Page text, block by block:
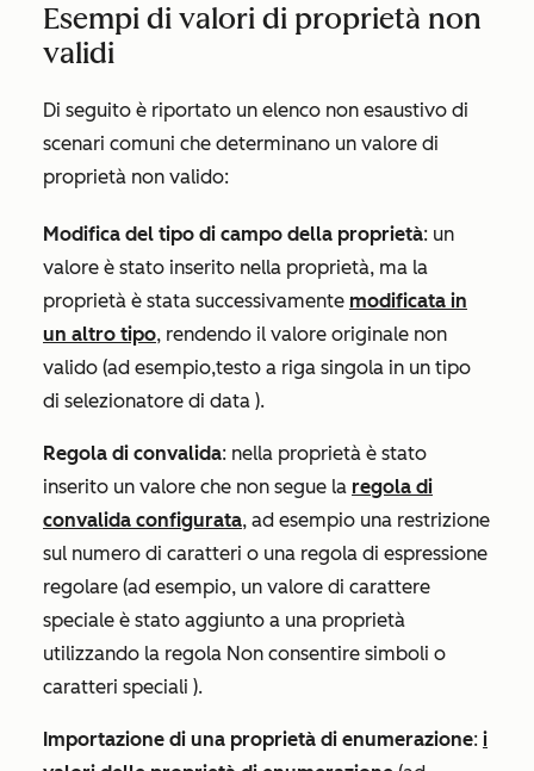
Esempi di valori di proprietà non
validi
Di seguito è riportato un elenco non esaustivo di
scenari comuni che determinano un valore di
proprietà non valido:
Modifica del tipo di campo della proprietà: un
valore è stato inserito nella proprietà, ma la
proprietà è stata successivamente modificata in
un altro tipo, rendendo il valore originale non
valido (ad esempio,testo a riga singola in un tipo
di selezionatore di data ).
Regola di convalida: nella proprietà è stato
inserito un valore che non segue la regola di
convalida configurata, ad esempio una restrizione
sul numero di caratteri o una regola di espressione
regolare (ad esempio, un valore di carattere
speciale è stato aggiunto a una proprietà
utilizzando la regola Non consentire simboli o
caratteri speciali ).
Importazione di una proprietà di enumerazione: i